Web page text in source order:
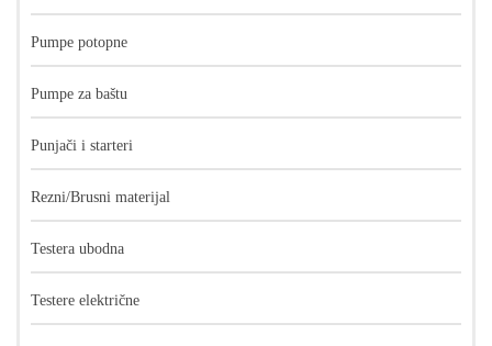
Pumpe potopne
Pumpe za baštu
Punjači i starteri
Rezni/Brusni materijal
Testera ubodna
Testere električne